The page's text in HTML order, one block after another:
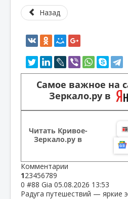
Назад
Самое важное на
Зеркало.ру в
Читать Кривое-
Зеркало.ру в
Комментарии
123456789
0 #88 Gia 05.08.2026 13:53
Радуга путешествий — яркие